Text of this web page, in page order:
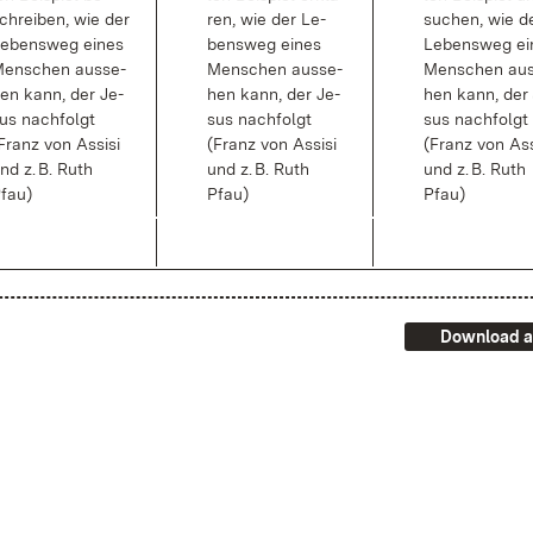
wie der
ei­nes
aus­se­
kann, der Je­
nach­folgt
von As­si­si
z. B. Ruth
ren, wie der Le­
bens­weg ei­nes
Men­schen aus­se­
hen kann, der Je­
sus nach­folgt
(Franz von As­si­si
und z. B. Ruth
Pfau)
su­chen, wie
Le­bens­weg
Men­schen
hen kann,
sus nach­folgt
(Franz von
und z. B. Ruth
Pfau)
Download